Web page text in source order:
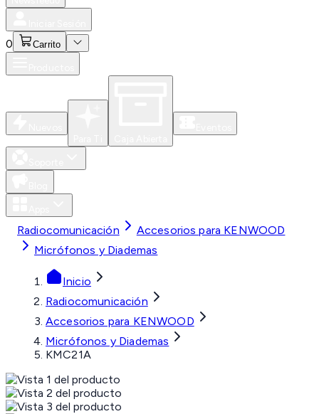
0 Carrito
Radiocomunicación
Accesorios para KENWOOD
Micrófonos y Diademas
Inicio
Radiocomunicación
Accesorios para KENWOOD
Micrófonos y Diademas
KMC21A